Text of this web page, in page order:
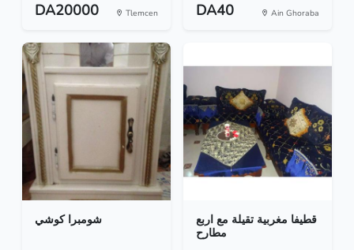
DA20000 Tlemcen DA40 Ain Ghoraba
شومبرا كوشي
قطيفا مغربية تقيلة مع اربع
مطارح